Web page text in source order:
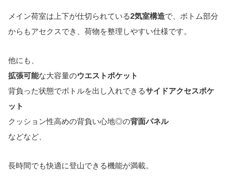
メイン荷室は上下が仕切られている2気室構造で、ボトム部分
からもアセクスでき、荷物を整理しやすい仕様です。
他にも、
拡張可能な大容量のウエストポケット
背負った状態でボトルを出し入れできるサイドアクセスポケ
ット
クッション性高めの背負い心地◎の背面パネル
などなど、
長時間でも快適に登山できる機能が満載。